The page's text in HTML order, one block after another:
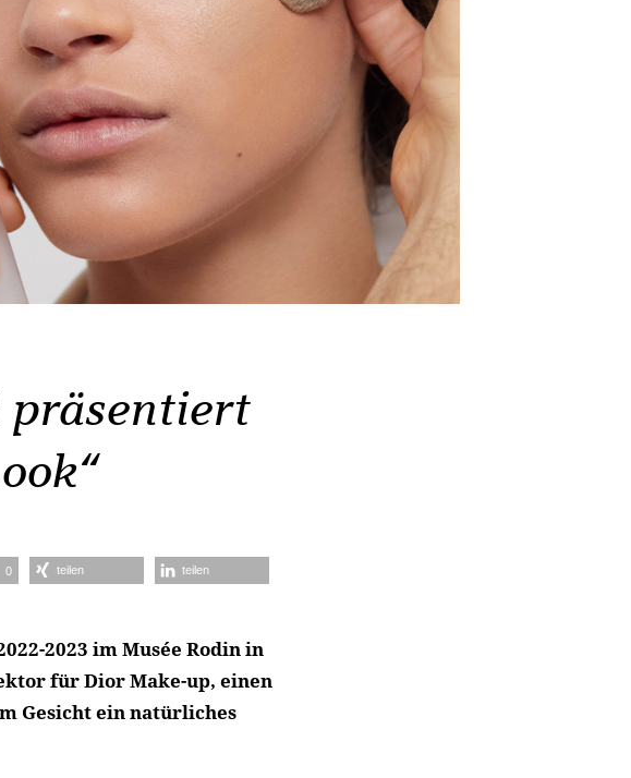
präsentiert
0 teilen teilen
2023 im Musée Rodin in
für Dior Make-up, einen
Gesicht ein natürliches